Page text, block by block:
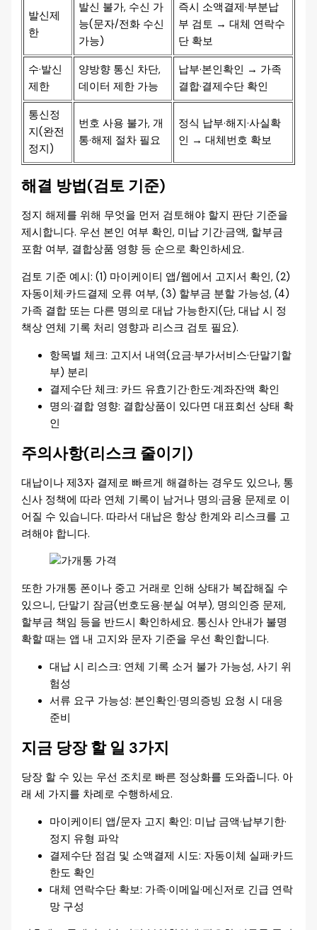
발신제
한
발신 불가, 수신 가
능(문자/전화 수신
가능)
즉시 소액결제·부분납
부 검토 → 대체 연락수
단 확보
수·발신
제한
양방향 통신 차단,
데이터 제한 가능
납부·본인확인 → 가족
결합·결제수단 확인
통신정
지(완전
정지)
번호 사용 불가, 개
통·해제 절차 필요
정식 납부·해지·사실확
인 → 대체번호 확보
해결 방법(검토 기준)
정지 해제를 위해 무엇을 먼저 검토해야 할지 판단 기준을
제시합니다. 우선 본인 여부 확인, 미납 기간·금액, 할부금
포함 여부, 결합상품 영향 등 순으로 확인하세요.
검토 기준 예시: (1) 마이케이티 앱/웹에서 고지서 확인, (2)
자동이체·카드결제 오류 여부, (3) 할부금 분할 가능성, (4)
가족 결합 또는 다른 명의로 대납 가능한지(단, 대납 시 정
책상 연체 기록 처리 영향과 리스크 검토 필요).
항목별 체크: 고지서 내역(요금·부가서비스·단말기할
부) 분리
결제수단 체크: 카드 유효기간·한도·계좌잔액 확인
명의·결합 영향: 결합상품이 있다면 대표회선 상태 확
인
주의사항(리스크 줄이기)
대납이나 제3자 결제로 빠르게 해결하는 경우도 있으나, 통
신사 정책에 따라 연체 기록이 남거나 명의·금융 문제로 이
어질 수 있습니다. 따라서 대납은 항상 한계와 리스크를 고
려해야 합니다.
또한 가개통 폰이나 중고 거래로 인해 상태가 복잡해질 수
있으니, 단말기 잠금(번호도용·분실 여부), 명의인증 문제,
할부금 책임 등을 반드시 확인하세요. 통신사 안내가 불명
확할 때는 앱 내 고지와 문자 기준을 우선 확인합니다.
대납 시 리스크: 연체 기록 소거 불가 가능성, 사기 위
험성
서류 요구 가능성: 본인확인·명의증빙 요청 시 대응
준비
지금 당장 할 일 3가지
당장 할 수 있는 우선 조치로 빠른 정상화를 도와줍니다. 아
래 세 가지를 차례로 수행하세요.
마이케이티 앱/문자 고지 확인: 미납 금액·납부기한·
정지 유형 파악
결제수단 점검 및 소액결제 시도: 자동이체 실패·카드
한도 확인
대체 연락수단 확보: 가족·이메일·메신저로 긴급 연락
망 구성